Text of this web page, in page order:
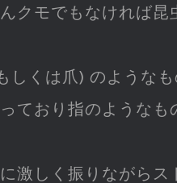
クモでもなければ昆
しくは爪) のような
ており指のようなも
激しく振りながらス